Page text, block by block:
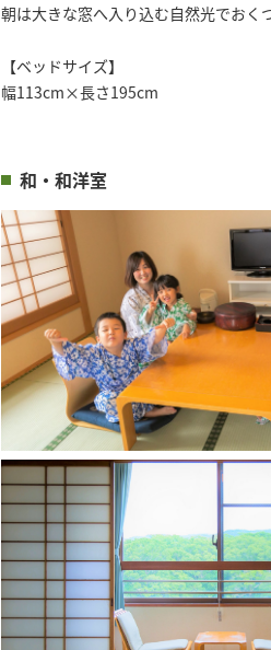
朝は大きな窓へ入り込む自然光でおく
【ベッドサイズ】
幅113cm×長さ195cm
和・和洋室